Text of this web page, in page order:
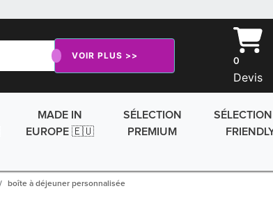
VOIR PLUS >>
0
Devis
MADE IN
EUROPE 🇪🇺
SÉLECTION
PREMIUM
boîte à déjeuner personnalisée